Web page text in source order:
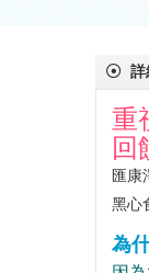
詳
重
回
匯康
黑心
為